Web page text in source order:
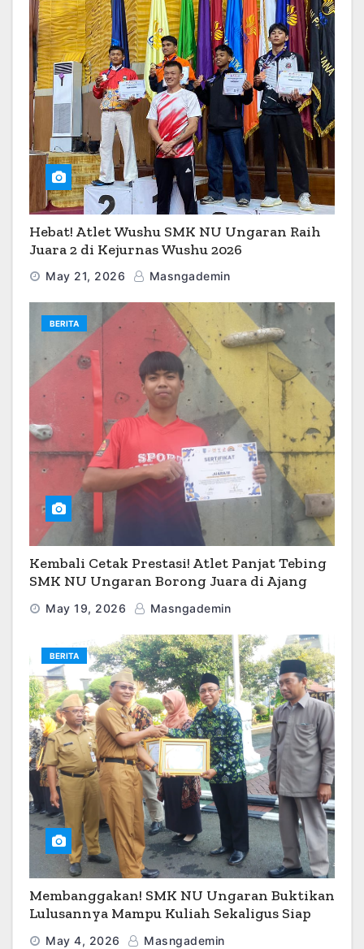
Hebat! Atlet Wushu SMK NU Ungaran Raih
Juara 2 di Kejurnas Wushu 2026
May 21, 2026 Masngademin
BERITA
Kembali Cetak Prestasi! Atlet Panjat Tebing
SMK NU Ungaran Borong Juara di Ajang
O2SN 2026
May 19, 2026 Masngademin
BERITA
Membanggakan! SMK NU Ungaran Buktikan
Lulusannya Mampu Kuliah Sekaligus Siap
Kerja
May 4, 2026 Masngademin